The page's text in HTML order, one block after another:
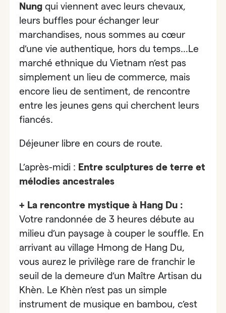
Nung qui viennent avec leurs chevaux,
leurs buffles pour échanger leur
marchandises, nous sommes au cœur
d’une vie authentique, hors du temps…Le
marché ethnique du Vietnam n’est pas
simplement un lieu de commerce, mais
encore lieu de sentiment, de rencontre
entre les jeunes gens qui cherchent leurs
fiancés.
Déjeuner libre en cours de route.
L’après-midi : Entre sculptures de terre et
mélodies ancestrales
+ La rencontre mystique à Hang Du :
Votre randonnée de 3 heures débute au
milieu d’un paysage à couper le souffle. En
arrivant au village Hmong de Hang Du,
vous aurez le privilège rare de franchir le
seuil de la demeure d’un Maître Artisan du
Khèn. Le Khèn n’est pas un simple
instrument de musique en bambou, c’est